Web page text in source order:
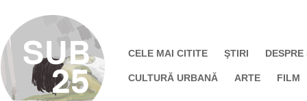
CELE MAI CITITE ŞTIRI DESPRE
CULTURĂ URBANĂ ARTE FILM